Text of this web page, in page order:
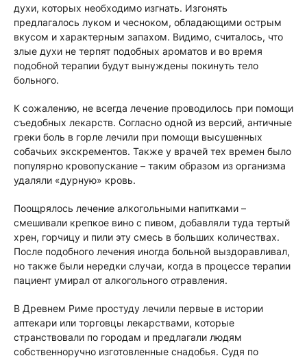
духи, которых необходимо изгнать. Изгонять
предлагалось луком и чесноком, обладающими острым
вкусом и характерным запахом. Видимо, считалось, что
злые духи не терпят подобных ароматов и во время
подобной терапии будут вынуждены покинуть тело
больного.
К сожалению, не всегда лечение проводилось при помощи
съедобных лекарств. Согласно одной из версий, античные
греки боль в горле лечили при помощи высушенных
собачьих экскрементов. Также у врачей тех времен было
популярно кровопускание – таким образом из организма
удаляли «дурную» кровь.
Поощрялось лечение алкогольными напитками –
смешивали крепкое вино с пивом, добавляли туда тертый
хрен, горчицу и пили эту смесь в больших количествах.
После подобного лечения иногда больной выздоравливал,
но также были нередки случаи, когда в процессе терапии
пациент умирал от алкогольного отравления.
В Древнем Риме простуду лечили первые в истории
аптекари или торговцы лекарствами, которые
странствовали по городам и предлагали людям
собственноручно изготовленные снадобья. Судя по